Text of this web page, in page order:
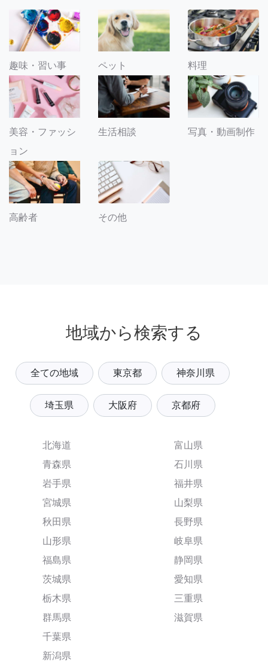
趣味・習い事 ペット 料理
美容・ファッシ
ョン
生活相談 写真・動画制作
高齢者 その他
地域から検索する
全ての地域 東京都 神奈川県
埼玉県 大阪府 京都府
北海道
青森県
岩手県
宮城県
秋田県
山形県
福島県
茨城県
栃木県
群馬県
千葉県
新潟県
富山県
石川県
福井県
山梨県
長野県
岐阜県
静岡県
愛知県
三重県
滋賀県